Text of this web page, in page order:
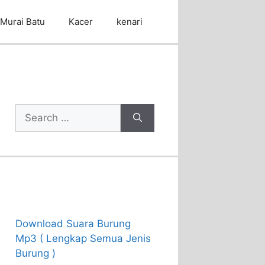
Murai Batu Kacer kenari
Search
for:
Download Suara Burung
Mp3 ( Lengkap Semua Jenis
Burung )